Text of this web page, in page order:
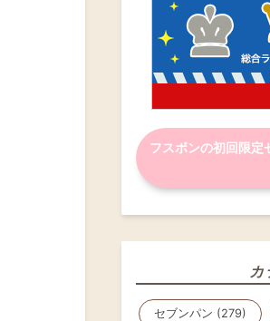
フスボンの初回限定
セブンパン (279)